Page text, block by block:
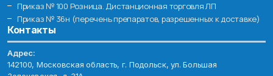
Приказ № 100 Розница. Дистанционная торговля ЛП
Приказ № 36н (перечень препаратов, разрешенных к доставке)
Контакты
Адрес:
142100, Московская область, г. Подольск, ул. Большая